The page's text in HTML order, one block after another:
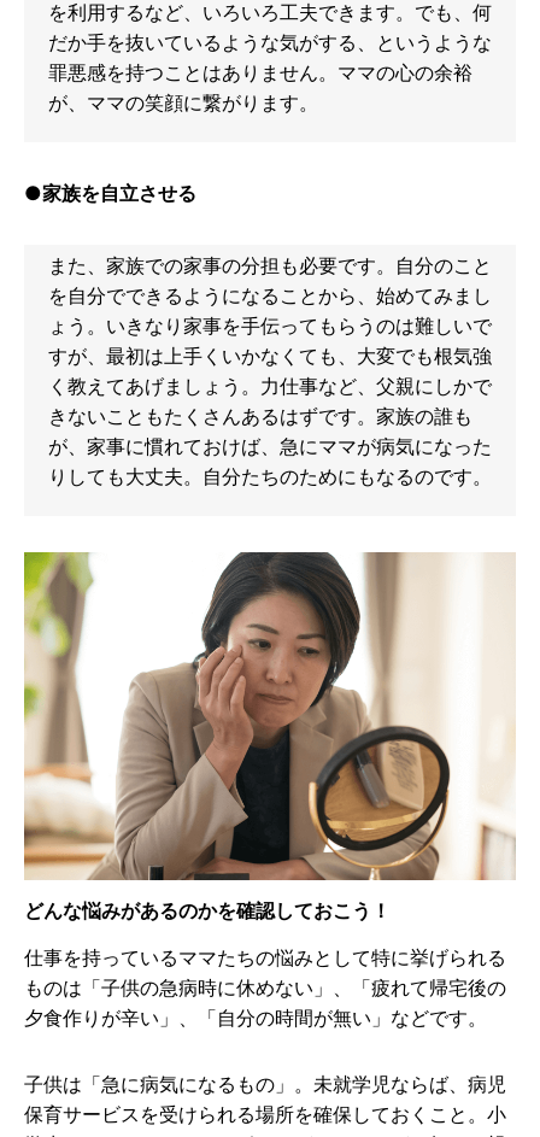
を利用するなど、いろいろ工夫できます。でも、何
だか手を抜いているような気がする、というような
罪悪感を持つことはありません。ママの心の余裕
が、ママの笑顔に繋がります。
●家族を自立させる
また、家族での家事の分担も必要です。自分のこと
を自分でできるようになることから、始めてみまし
ょう。いきなり家事を手伝ってもらうのは難しいで
すが、最初は上手くいかなくても、大変でも根気強
く教えてあげましょう。力仕事など、父親にしかで
きないこともたくさんあるはずです。家族の誰も
が、家事に慣れておけば、急にママが病気になった
りしても大丈夫。自分たちのためにもなるのです。
どんな悩みがあるのかを確認しておこう！
仕事を持っているママたちの悩みとして特に挙げられる
ものは「子供の急病時に休めない」、「疲れて帰宅後の
夕食作りが辛い」、「自分の時間が無い」などです。
子供は「急に病気になるもの」。未就学児ならば、病児
保育サービスを受けられる場所を確保しておくこと。小